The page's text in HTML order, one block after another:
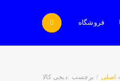
فروشگاه
اصلی / برچسب :دیجی کالا